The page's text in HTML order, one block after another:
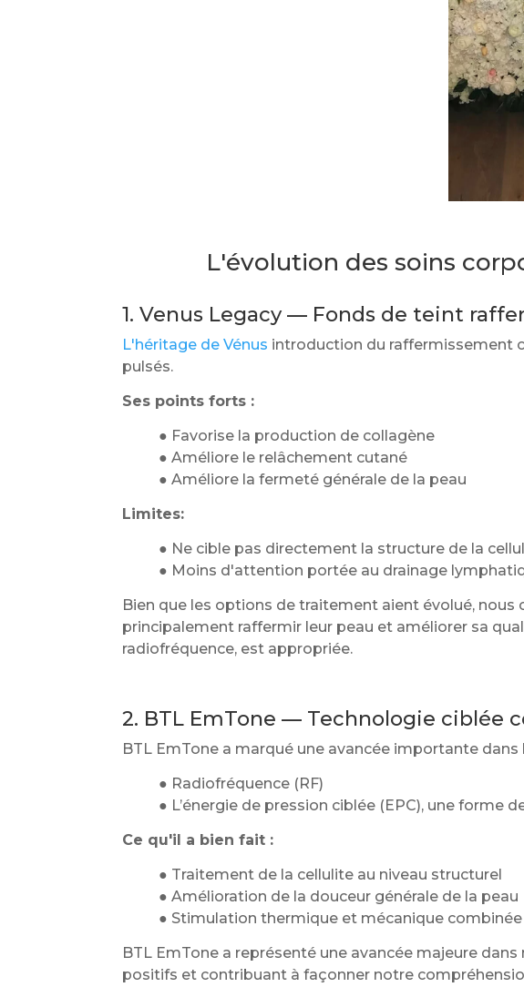
L'évolution des soins
1. Venus Legacy — Fonds de teint
L'héritage de Vénus introduction du raffermissement
pulsés.
Ses points forts :
● Favorise la production de collagène
● Améliore le relâchement cutané
● Améliore la fermeté générale de la peau
Limites:
● Ne cible pas directement la structure de la
● Moins d'attention portée au drainage
Bien que les options de traitement aient évolué,
principalement raffermir leur peau et améliorer sa
radiofréquence, est appropriée.
2. BTL EmTone — Technologie ciblée
BTL EmTone a marqué une avancée importante
● Radiofréquence (RF)
● L’énergie de pression ciblée (EPC), une forme
Ce qu'il a bien fait :
● Traitement de la cellulite au niveau structurel
● Amélioration de la douceur générale de la peau
● Stimulation thermique et mécanique
BTL EmTone a représenté une avancée majeure
positifs et contribuant à façonner notre